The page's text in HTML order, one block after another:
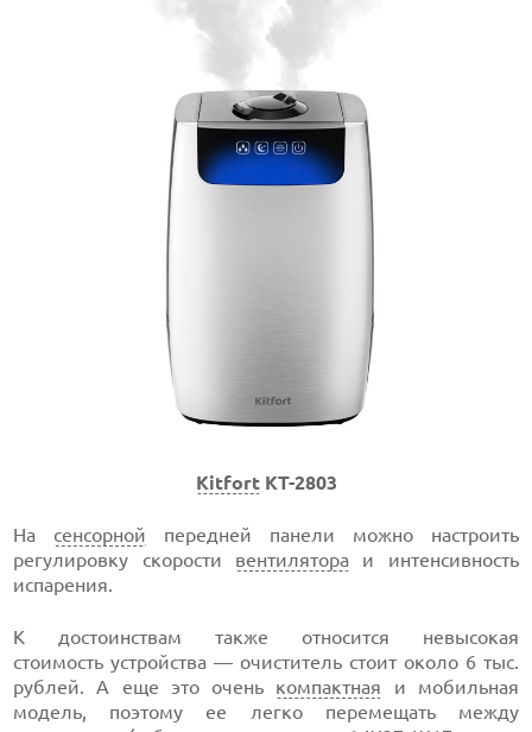
KitfortKT-2803
На сенсорной передней панели можно настроить
регулировку скорости вентилятора и интенсивность
испарения.
К достоинствам также относится невысокая
стоимость устройства — очиститель стоит около 6 тыс.
рублей. А еще это очень компактная и мобильная
модель, поэтому ее легко перемещать между